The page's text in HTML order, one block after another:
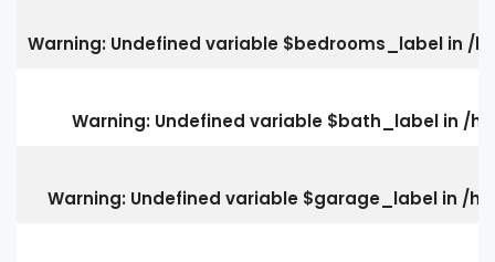
Warning: Undefined variable $bedrooms_label in /
Warning: Undefined variable $bath_label in /
Warning: Undefined variable $garage_label in /